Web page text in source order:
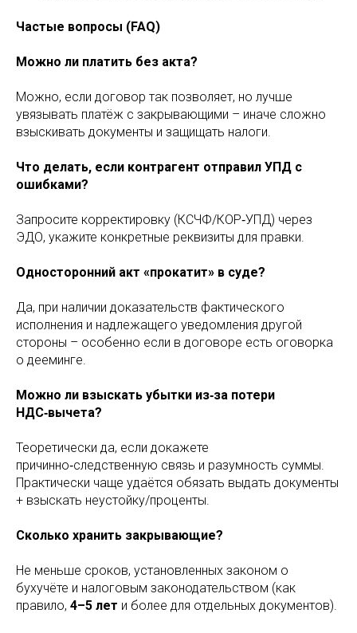
Частые вопросы (FAQ)
Можно ли платить без акта?
Можно, если договор так позволяет, но лучше
увязывать платёж с закрывающими – иначе сложно
взыскивать документы и защищать налоги.
Что делать, если контрагент отправил УПД с
ошибками?
Запросите корректировку (КСЧФ/КОР‑УПД) через
ЭДО, укажите конкретные реквизиты для правки.
Односторонний акт «прокатит» в суде?
Да, при наличии доказательств фактического
исполнения и надлежащего уведомления другой
стороны – особенно если в договоре есть оговорка
о дееминге.
Можно ли взыскать убытки из‑за потери
НДС‑вычета?
Теоретически да, если докажете
причинно‑следственную связь и разумность суммы.
Практически чаще удаётся обязать выдать документы
+ взыскать неустойку/проценты.
Сколько хранить закрывающие?
Не меньше сроков, установленных законом о
бухучёте и налоговым законодательством (как
правило, 4–5 лет и более для отдельных документов).